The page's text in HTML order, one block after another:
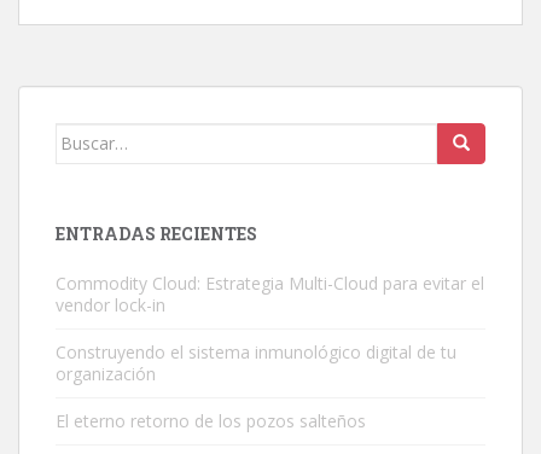
Buscar:
ENTRADAS RECIENTES
Commodity Cloud: Estrategia Multi-Cloud para evitar el
vendor lock-in
Construyendo el sistema inmunológico digital de tu
organización
El eterno retorno de los pozos salteños